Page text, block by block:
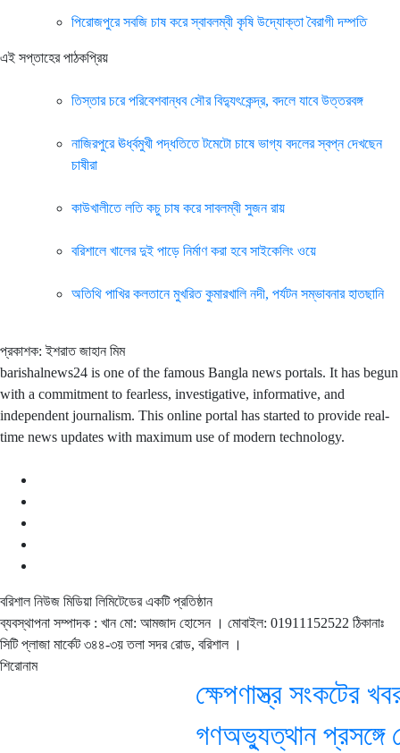
পিরোজপুরে সবজি চাষ করে স্বাবলম্বী কৃষি উদ্যোক্তা বৈরাগী দম্পতি
এই সপ্তাহের পাঠকপ্রিয়
তিস্তার চরে পরিবেশবান্ধব সৌর বিদ্যুৎকেন্দ্র, বদলে যাবে উত্তরবঙ্গ
নাজিরপুরে ঊর্ধ্বমুখী পদ্ধতিতে টমেটো চাষে ভাগ্য বদলের স্বপ্ন দেখছেন
চাষীরা
কাউখালীতে লতি কচু চাষ করে সাবলম্বী সুজন রায়
ব‌রিশালে খালের দুই পাড়ে নির্মাণ করা হবে সাইকেলিং ওয়ে
অতিথি পাখির কলতানে মুখরিত কুমারখালি নদী, পর্যটন সম্ভাবনার হাতছানি
প্রকাশক: ইশরাত জাহান মিম
barishalnews24 is one of the famous Bangla news portals. It has begun
with a commitment to fearless, investigative, informative, and
independent journalism. This online portal has started to provide real-
time news updates with maximum use of modern technology.
বরিশাল নিউজ মিডিয়া লিমিটেডের একটি প্রতিষ্ঠান
ব্যবস্থাপনা সম্পাদক : খান মো: আমজাদ হোসেন । মোবাইল: 01911152522 ঠিকানাঃ
সিটি প্লাজা মার্কেট ৩৪৪-৩য় তলা সদর রোড, বরিশাল ।
শিরোনাম
ক্ষেপণাস্ত্র সংকটের খবর
গণঅভ্যুত্থান প্রসঙ্গে